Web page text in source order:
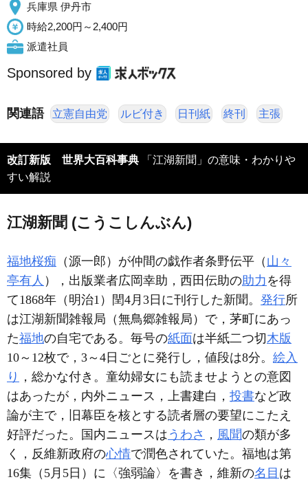
兵庫県 伊丹市
時給2,200円～2,400円
派遣社員
Sponsored by
関連語 立憲自由党 ルビ付き 日刊紙 終刊 主張
改訂新版 世界大百科事典 「江湖新聞」の意味・わかりや
すい解説
江湖新聞 (こうこしんぶん)
福地桜痴 （源一郎）が仲間の戯作者条野伝平（ 山々
亭有人 ），出版業者広岡幸助，西田伝助の助力 を得
て1868年（明治1）閏4月3日に刊行した新聞。 発行所
は江湖新聞雑報局（無鳥郷雑報局）で，茅町にあっ
た福地の自宅である。毎号の紙面は半紙二つ切木版
10～12枚で，3～4日ごとに発行し，値段は8分。 絵入
り ，総かな付き。童幼婦女にも読ませようとの意図
はあったが，内外ニュース，上書建白， 投書など政
論が主で，旧幕臣を核とする読者層の要望にこたえ
好評だった。国内ニュースは うわさ ， 風聞の類が多
く，反維新政府の心情で潤色されていた。福地は第
16集（5月5日）に〈強弱論〉を書き，維新の名目 は